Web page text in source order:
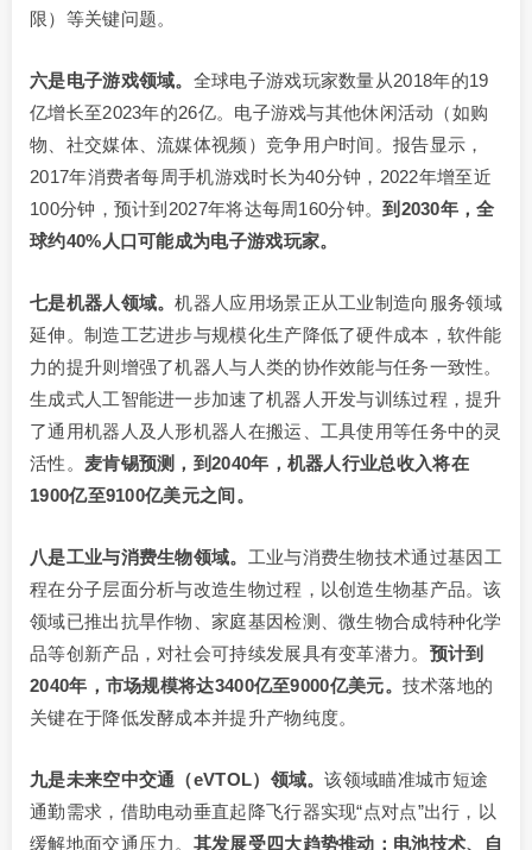
限）等关键问题。
六是电子游戏领域。 全球电子游戏玩家数量从2018年的19
亿增长至2023年的26亿。电子游戏与其他休闲活动（如购
物、社交媒体、流媒体视频）竞争用户时间。报告显示，
2017年消费者每周手机游戏时长为40分钟，2022年增至近
100分钟，预计到2027年将达每周160分钟。到2030年，全
球约40%人口可能成为电子游戏玩家。
七是机器人领域。机器人应用场景正从工业制造向服务领域
延伸。制造工艺进步与规模化生产降低了硬件成本，软件能
力的提升则增强了机器人与人类的协作效能与任务一致性。
生成式人工智能进一步加速了机器人开发与训练过程，提升
了通用机器人及人形机器人在搬运、工具使用等任务中的灵
活性。 麦肯锡预测，到2040年，机器人行业总收入将在
1900亿至9100亿美元之间。
八是工业与消费生物领域。 工业与消费生物技术通过基因工
程在分子层面分析与改造生物过程，以创造生物基产品。该
领域已推出抗旱作物、家庭基因检测、微生物合成特种化学
品等创新产品，对社会可持续发展具有变革潜力。 预计到
2040年，市场规模将达3400亿至9000亿美元。 技术落地的
关键在于降低发酵成本并提升产物纯度。
九是未来空中交通（eVTOL）领域。该领域瞄准城市短途
通勤需求，借助电动垂直起降飞行器实现“点对点”出行，以
缓解地面交通压力。 其发展受四大趋势推动：电池技术、自